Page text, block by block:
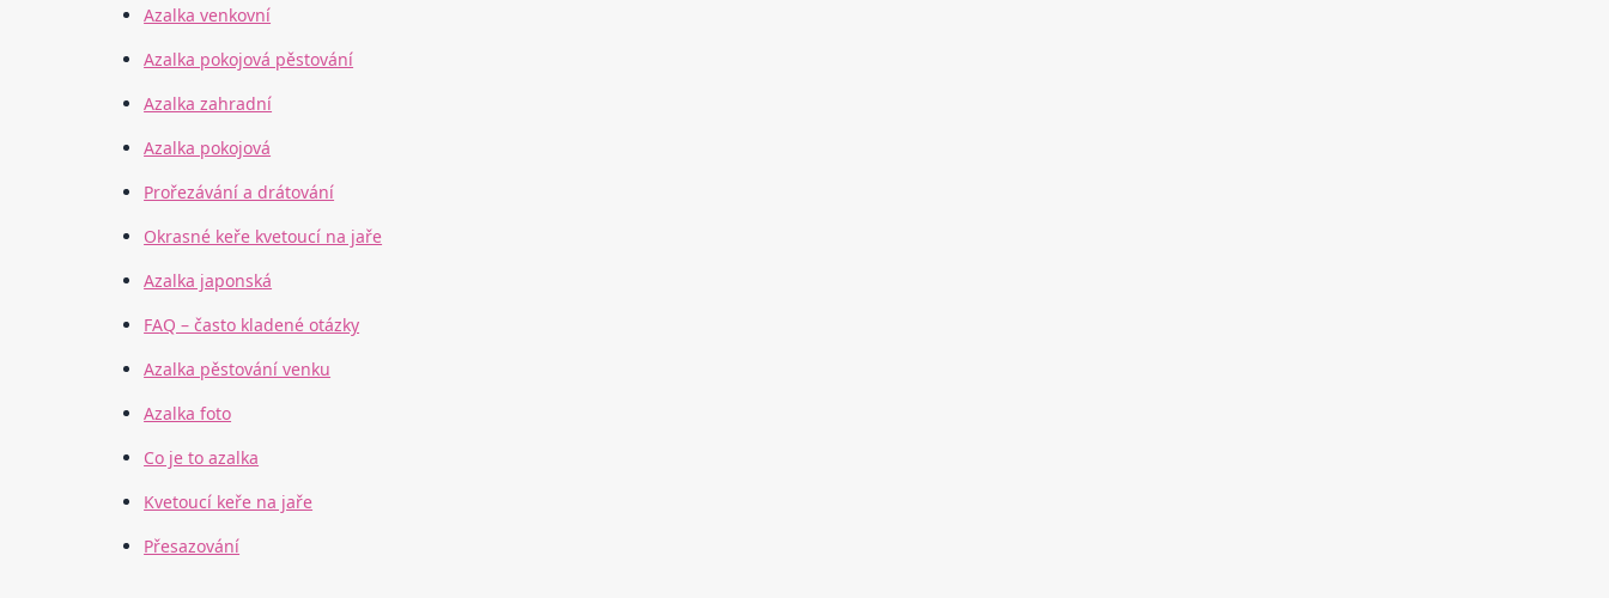
Azalka venkovní
Azalka pokojová pěstování
Azalka zahradní
Azalka pokojová
Prořezávání a drátování
Okrasné keře kvetoucí na jaře
Azalka japonská
FAQ – často kladené otázky
Azalka pěstování venku
Azalka foto
Co je to azalka
Kvetoucí keře na jaře
Přesazování